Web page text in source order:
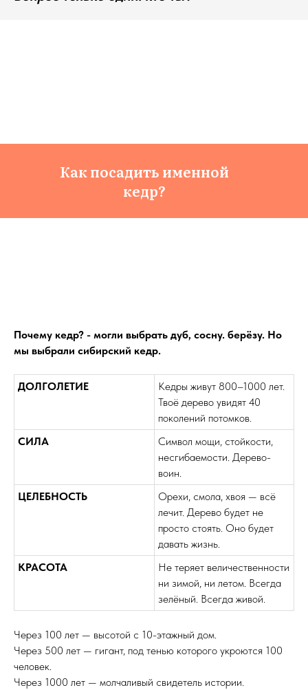
Как посадить именной
кедр?
Почему кедр? - могли выбрать дуб, сосну. берёзу. Но
мы выбрали сибирский кедр.
ДОЛГОЛЕТИЕ
Кедры живут 800–1000 лет.
Твоё дерево увидят 40
поколений потомков.
СИЛА
Символ мощи, стойкости,
несгибаемости. Дерево-
воин.
ЦЕЛЕБНОСТЬ
Орехи, смола, хвоя — всё
лечит. Дерево будет не
просто стоять. Оно будет
давать жизнь.
КРАСОТА
Не теряет величественности
ни зимой, ни летом. Всегда
зелёный. Всегда живой.
Через 100 лет — высотой с 10-этажный дом.
Через 500 лет — гигант, под тенью которого укроются 100
человек.
Через 1000 лет — молчаливый свидетель истории.